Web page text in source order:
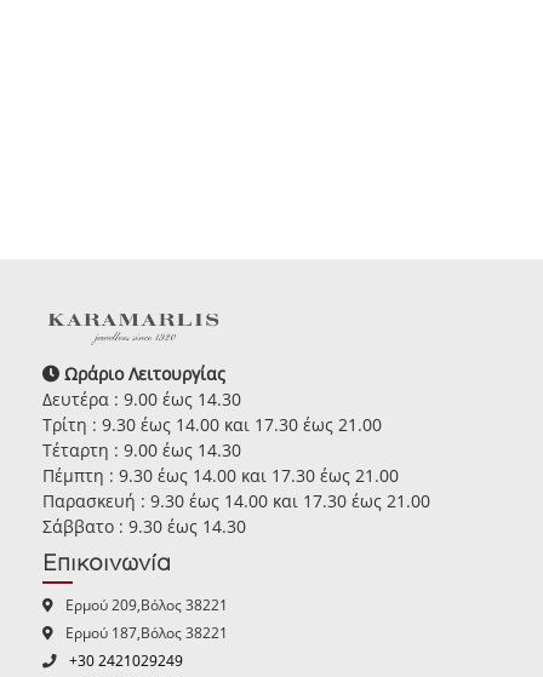
Ωράριο Λειτουργίας
Δευτέρα : 9.00 έως 14.30
Τρίτη : 9.30 έως 14.00 και 17.30 έως 21.00
Τέταρτη : 9.00 έως 14.30
Πέμπτη : 9.30 έως 14.00 και 17.30 έως 21.00
Παρασκευή : 9.30 έως 14.00 και 17.30 έως 21.00
Σάββατο : 9.30 έως 14.30
Επικοινωνία
Ερμού 209,Βόλος 38221
Ερμού 187,Βόλος 38221
+30 2421029249